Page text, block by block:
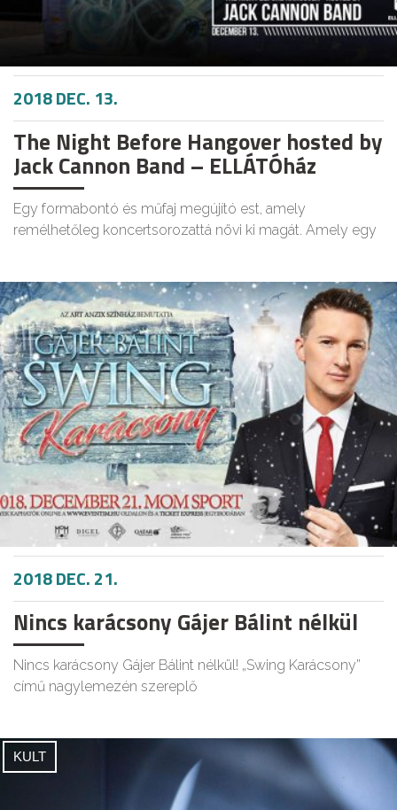
2018 DEC. 13.
The Night Before Hangover hosted by
Jack Cannon Band – ELLÁTÓház
Egy formabontó és műfaj megújító est, amely
remélhetőleg koncertsorozattá növi ki magát. Amely egy
2018 DEC. 21.
Nincs karácsony Gájer Bálint nélkül
Nincs karácsony Gájer Bálint nélkül! „Swing Karácsony”
című nagylemezén szereplő
KULT